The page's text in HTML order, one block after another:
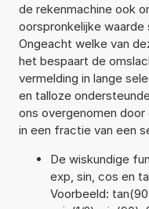
de rekenmachine ook
oorspronkelijke
Ongeacht welke van
het bespaart de
vermelding in lange
en talloze
ons overgenomen
in een fractie van een
De wiskundige
exp, sin, cos en
Voorbeeld: